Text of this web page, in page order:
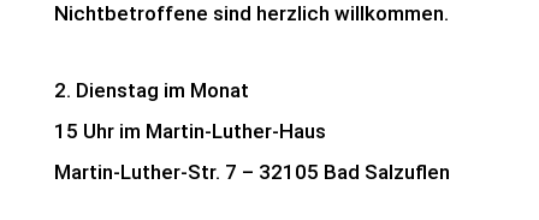
Nichtbetroffene sind herzlich willkommen.
2. Dienstag im Monat
15 Uhr im Martin-Luther-Haus
Martin-Luther-Str. 7 – 32105 Bad Salzuflen